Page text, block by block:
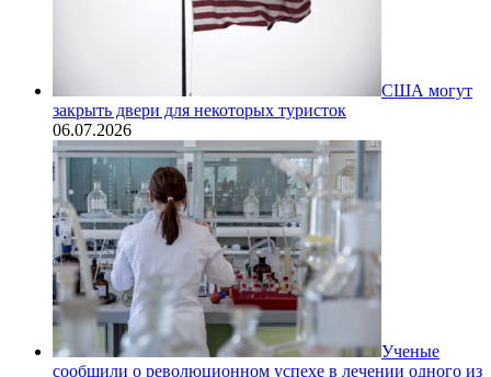
США могут
закрыть двери для некоторых туристок
06.07.2026
Ученые
сообщили о революционном успехе в лечении одного из